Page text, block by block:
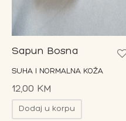
Sapun Bosna
SUHA I NORMALNA KOŽA
12,00 KM
Dodaj u korpu